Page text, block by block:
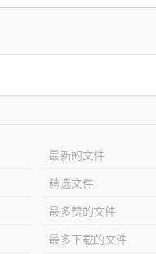
最新的文件
精选文件
最多赞的文件
最多下载的文件